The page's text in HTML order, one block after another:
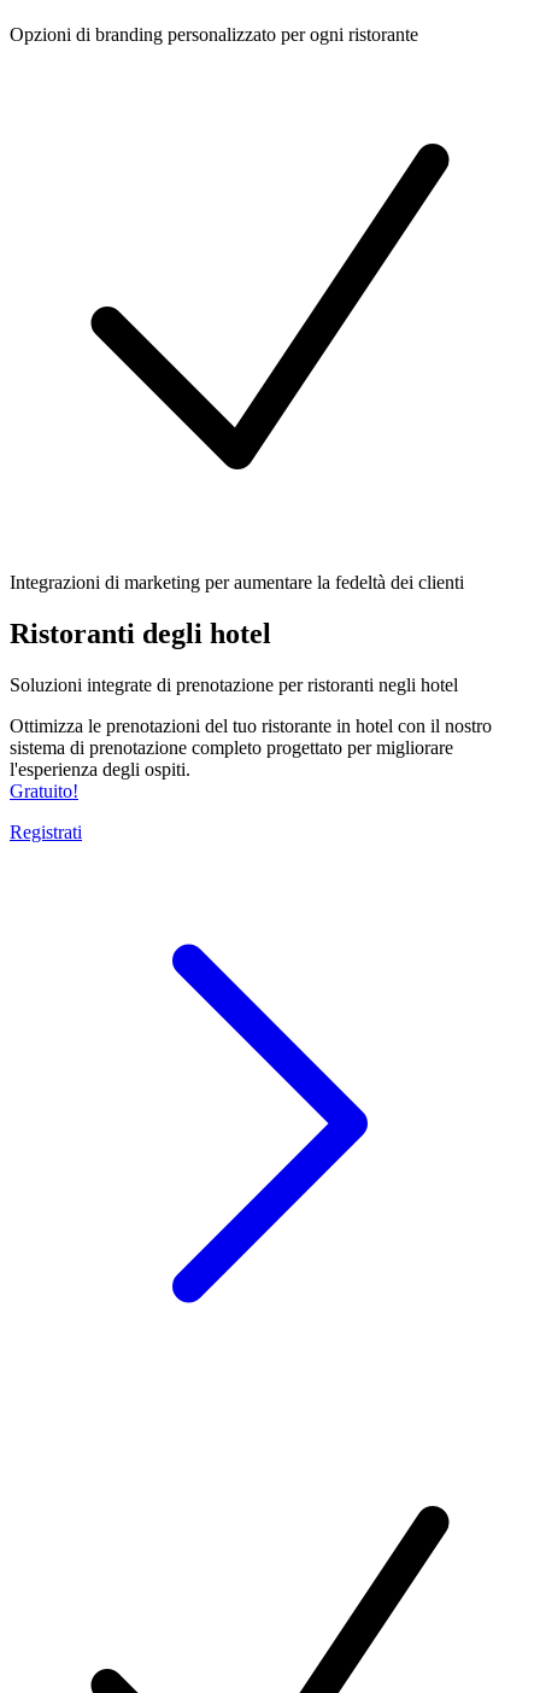
Opzioni di branding personalizzato per ogni ristorante
Integrazioni di marketing per aumentare la fedeltà dei clienti
Ristoranti degli hotel
Soluzioni integrate di prenotazione per ristoranti negli hotel
Ottimizza le prenotazioni del tuo ristorante in hotel con il nostro
sistema di prenotazione completo progettato per migliorare
l'esperienza degli ospiti.
Gratuito!
Registrati